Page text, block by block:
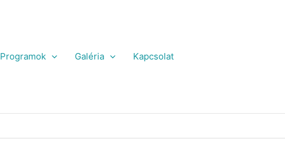
Programok Galéria Kapcsolat